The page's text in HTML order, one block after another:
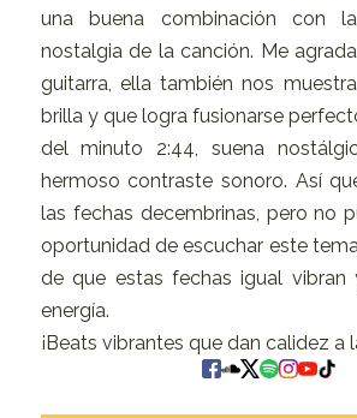
una buena combinación con
nostalgia de la canción. Me
guitarra, ella también nos
brilla y que logra fusionarse
del minuto 2:44, suena
hermoso contraste sonoro. Así
las fechas decembrinas, pero no
oportunidad de escuchar este
de que estas fechas igual vibran
energía.
¡Beats vibrantes que dan calidez a